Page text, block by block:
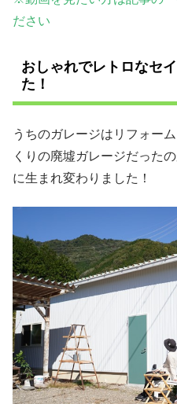
ださい
おしゃれでレトロなセ
た！
うちのガレージはリフォー
くりの廃墟ガレージだった
に生まれ変わりました！